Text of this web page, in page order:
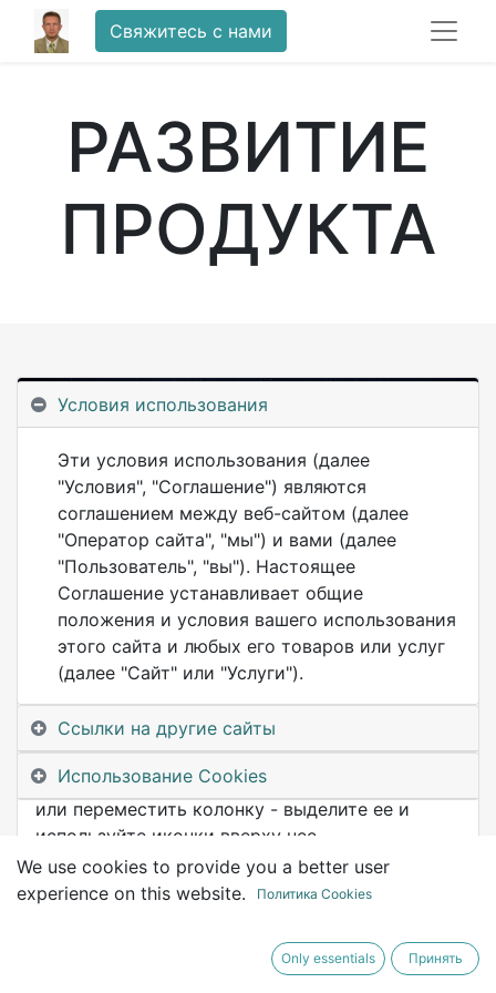
Свяжитесь с нами
РАЗВИТИЕ
ПРОДУКТА
Элемент один
Здесь 3 колонки. Вы можете изменить их так,
как вам нужно. Чтобы дублировать, удалить
или переместить колонку - выделите ее и
используйте иконки вверху нее.
Условия использования
Эти условия использования (далее
"Условия", "Соглашение") являются
соглашением между веб-сайтом (далее
"Оператор сайта", "мы") и вами (далее
"Пользователь", "вы"). Настоящее
Соглашение устанавливает общие
положения и условия вашего использования
этого сайта и любых его товаров или услуг
(далее "Сайт" или "Услуги").
Ссылки на другие сайты
Использование Cookies
We use cookies to provide you a better user
experience on this website.
Политика Cookies
Only essentials Принять